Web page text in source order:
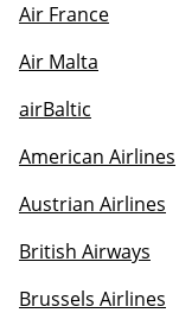
Air France
Air Malta
airBaltic
American Airlines
Austrian Airlines
British Airways
Brussels Airlines